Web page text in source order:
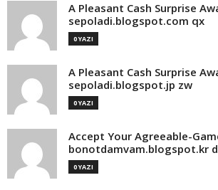
A Pleasant Cash Surprise
sepoladi.blogspot.com qx
0 YAZI
A Pleasant Cash Surprise
sepoladi.blogspot.jp zw
0 YAZI
Accept Your Agreeable-
bonotdamvam.blogspot.kr
0 YAZI